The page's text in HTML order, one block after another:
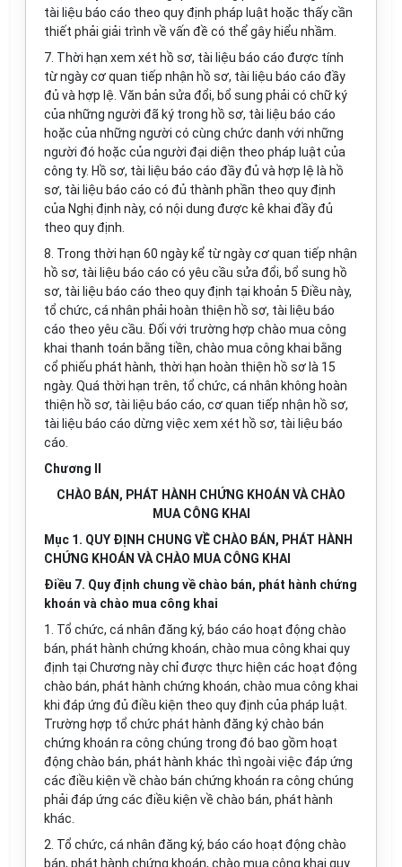
tài liệu báo cáo theo quy định pháp luật hoặc thấy cần
thiết phải giải trình về vấn đề có thể gây hiểu nhầm.
7. Thời hạn xem xét hồ sơ, tài liệu báo cáo được tính
từ ngày cơ quan tiếp nhận hồ sơ, tài liệu báo cáo đầy
đủ và hợp lệ. Văn bản sửa đổi, bổ sung phải có chữ ký
của những người đã ký trong hồ sơ, tài liệu báo cáo
hoặc của những người có cùng chức danh với những
người đó hoặc của người đại diện theo pháp luật của
công ty. Hồ sơ, tài liệu báo cáo đầy đủ và hợp lệ là hồ
sơ, tài liệu báo cáo có đủ thành phần theo quy định
của Nghị định này, có nội dung được kê khai đầy đủ
theo quy định.
8. Trong thời hạn 60 ngày kể từ ngày cơ quan tiếp nhận
hồ sơ, tài liệu báo cáo có yêu cầu sửa đổi, bổ sung hồ
sơ, tài liệu báo cáo theo quy định tại khoản 5 Điều này,
tổ chức, cá nhân phải hoàn thiện hồ sơ, tài liệu báo
cáo theo yêu cầu. Đối với trường hợp chào mua công
khai thanh toán bằng tiền, chào mua công khai bằng
cổ phiếu phát hành, thời hạn hoàn thiện hồ sơ là 15
ngày. Quá thời hạn trên, tổ chức, cá nhân không hoàn
thiện hồ sơ, tài liệu báo cáo, cơ quan tiếp nhận hồ sơ,
tài liệu báo cáo dừng việc xem xét hồ sơ, tài liệu báo
cáo.
Chương II
CHÀO BÁN, PHÁT HÀNH CHỨNG KHOÁN VÀ CHÀO
MUA CÔNG KHAI
Mục 1. QUY ĐỊNH CHUNG VỀ CHÀO BÁN, PHÁT HÀNH
CHỨNG KHOÁN VÀ CHÀO MUA CÔNG KHAI
Điều 7. Quy định chung về chào bán, phát hành chứng
khoán và chào mua công khai
1. Tổ chức, cá nhân đăng ký, báo cáo hoạt động chào
bán, phát hành chứng khoán, chào mua công khai quy
định tại Chương này chỉ được thực hiện các hoạt động
chào bán, phát hành chứng khoán, chào mua công khai
khi đáp ứng đủ điều kiện theo quy định của pháp luật.
Trường hợp tổ chức phát hành đăng ký chào bán
chứng khoán ra công chúng trong đó bao gồm hoạt
động chào bán, phát hành khác thì ngoài việc đáp ứng
các điều kiện về chào bán chứng khoán ra công chúng
phải đáp ứng các điều kiện về chào bán, phát hành
khác.
2. Tổ chức, cá nhân đăng ký, báo cáo hoạt động chào
bán, phát hành chứng khoán, chào mua công khai quy